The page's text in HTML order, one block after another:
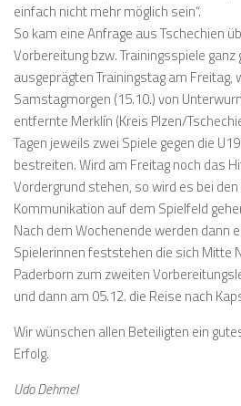
einfach nicht mehr möglich sein“.
So kam eine Anfrage aus Tschechien
Vorbereitung bzw. Trainingsspiele
ausgeprägten Trainingstag am Freitag,
Samstagmorgen (15.10.) von
entfernte Merklín (Kreis Plzen/
Tagen jeweils zwei Spiele gegen die
bestreiten. Wird am Freitag noch das
Vordergrund stehen, so wird es bei
Kommunikation auf dem Spielfeld
Nach dem Wochenende werden dann
Spielerinnen feststehen die sich Mitte
Paderborn zum zweiten
und dann am 05.12. die Reise nach
Wir wünschen allen Beteiligten ein
Erfolg.
Udo Dehmel